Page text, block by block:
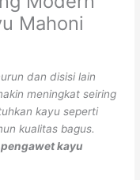
Mahoni
dan disisi lain
meningkat seiring
kayu seperti
kualitas bagus.
pengawet kayu